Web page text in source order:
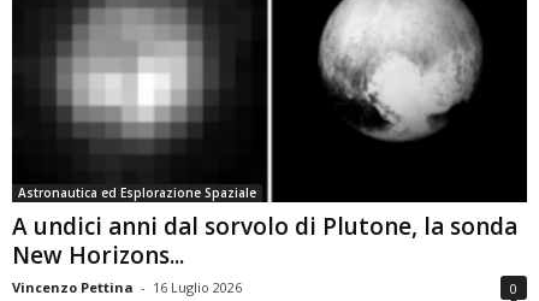
Astronautica ed Esplorazione Spaziale
A undici anni dal sorvolo di Plutone, la sonda
New Horizons...
Vincenzo Pettina - 16 Luglio 2026 0